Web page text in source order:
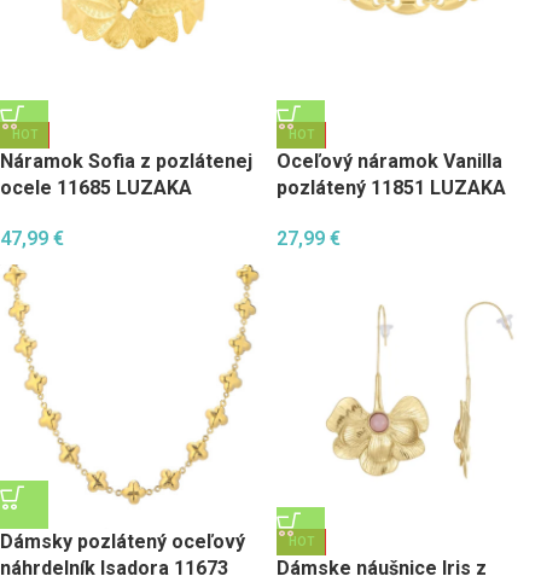
HOT
Náramok Sofia z pozlátenej
ocele 11685 LUZAKA
47,99 €
HOT
Oceľový náramok Vanilla
pozlátený 11851 LUZAKA
27,99 €
Dámsky pozlátený oceľový
náhrdelník Isadora 11673
HOT
Dámske náušnice Iris z